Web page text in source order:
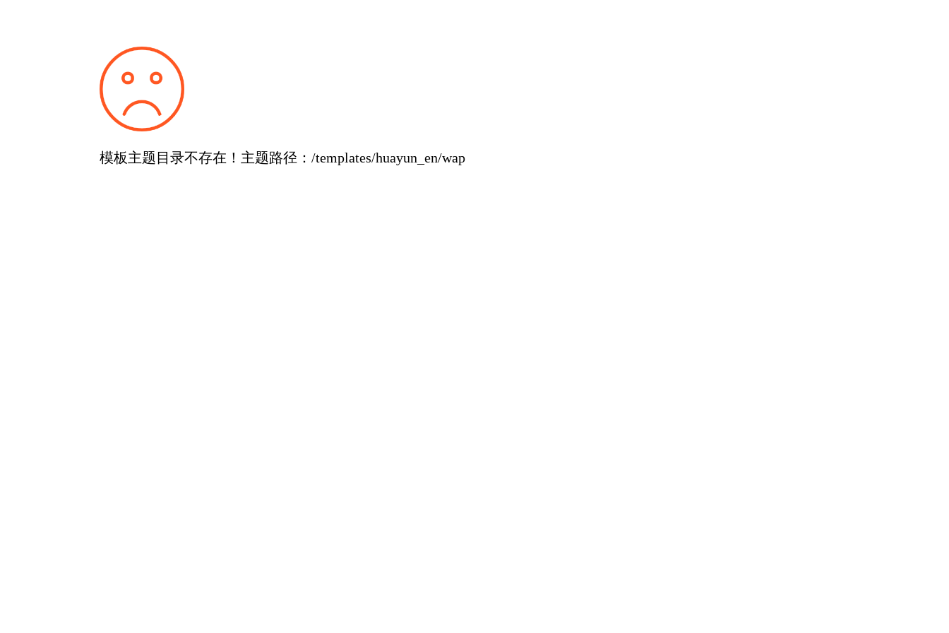
模板主题目录不存在！主题路径：/templates/huayun_en/wap